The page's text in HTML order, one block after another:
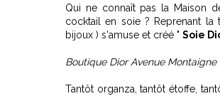
Qui ne connaît pas la Maison
cocktail en soie ? Reprenant
bijoux ) s'amuse et créé " Soie
Boutique Dior Avenue Montaigne
Tantôt organza, tantôt étoffe,